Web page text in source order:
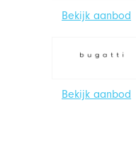
Bekijk aanbod
Bekijk aanbod